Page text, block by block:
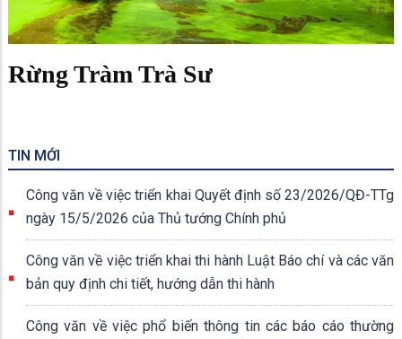
Rừng Tràm Trà Sư
TIN MỚI
Công văn về việc triển khai Quyết định số 23/2026/QĐ-TTg
ngày 15/5/2026 của Thủ tướng Chính phủ
Công văn về việc triển khai thi hành Luật Báo chí và các văn
bản quy định chi tiết, hướng dẫn thi hành
Công văn về việc phổ biến thông tin các báo cáo thường